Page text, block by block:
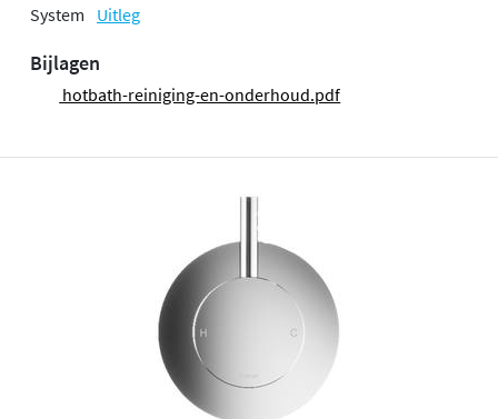
System
Uitleg
Bijlagen
hotbath-reiniging-en-onderhoud.pdf